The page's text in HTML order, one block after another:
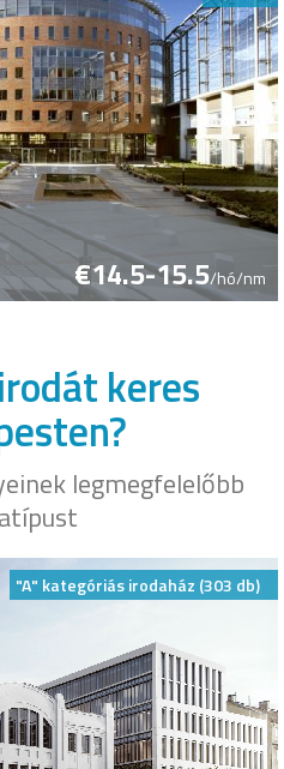
€14.5-15.5/hó/nm
keres
legmegfelelőbb
"A" kategóriás irodaház (303 db)